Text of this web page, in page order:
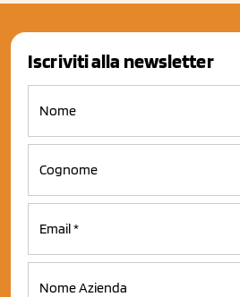
Iscriviti alla newsletter